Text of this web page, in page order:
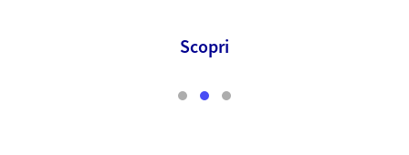
Scopri